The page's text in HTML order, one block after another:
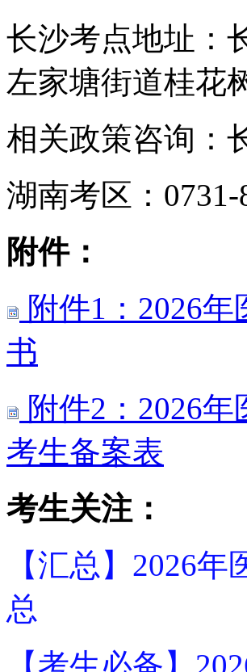
长沙考点地址：
左家塘街道桂花
相关政策咨询：
湖南考区：0731-
附件：
附件1：2026
书
附件2：2026
考生备案表
考生关注：
【汇总】2026
总
【考生必备】